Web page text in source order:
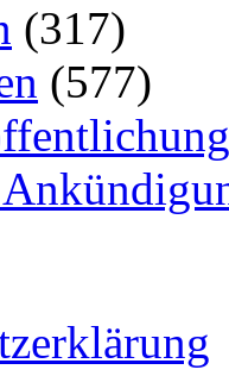
(317)
(577)